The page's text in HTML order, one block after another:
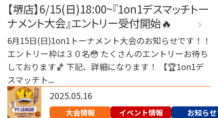
【堺店】6/15(日)18:00~『1on1デスマッチトー
ナメント大会』エントリー受付開始🔥
6月15日(日)1on1トーナメント大会のお知らせです！！
エントリー枠は３０名😳 たくさんのエントリーお待ち
しております🏀 下記、詳細になります！ 【🏆1on1デ
スマッチト...
2025.05.16
大会情報 イベント情報 お知らせ